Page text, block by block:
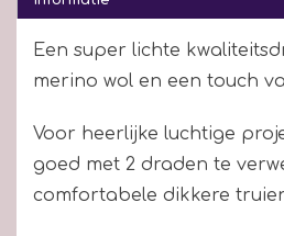
Een super lichte
merino wol en een touch
Voor heerlijke luchtige
goed met 2 draden te
comfortabele dikkere